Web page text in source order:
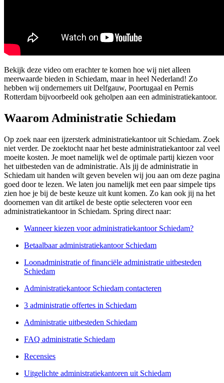
Bekijk deze video om erachter te komen hoe wij niet alleen
meerwaarde bieden in Schiedam, maar in heel Nederland! Zo
hebben wij ondernemers uit Delfgauw, Poortugaal en Pernis
Rotterdam bijvoorbeeld ook geholpen aan een administratiekantoor.
Waarom Administratie Schiedam
Op zoek naar een ijzersterk administratiekantoor uit Schiedam. Zoek
niet verder. De zoektocht naar het beste administratiekantoor zal veel
moeite kosten. Je moet namelijk wel de optimale partij kiezen voor
het uitbesteden van de administratie. Als jij de administratie in
Schiedam uit handen wilt geven bevelen wij jou aan om deze pagina
goed door te lezen. We laten jou namelijk met een paar simpele tips
zien hoe je bij de beste keuze uit kunt komen. Zo kan ook jij na het
doornemen van dit artikel de beste optie selecteren voor een
administratiekantoor in Schiedam. Spring direct naar:
Wanneer kiezen voor administratiekantoor Schiedam?
Betaalbaar administratiekantoor Schiedam
Loonadministratie of financiële administratie uitbesteden
Schiedam
Administratiekantoor Schiedam contacteren
3 administratie offertes in Schiedam
Administratie uitbesteden Schiedam
FAQ administratie Schiedam
Recensies
Uitgelichte administratiekantoren uit Schiedam